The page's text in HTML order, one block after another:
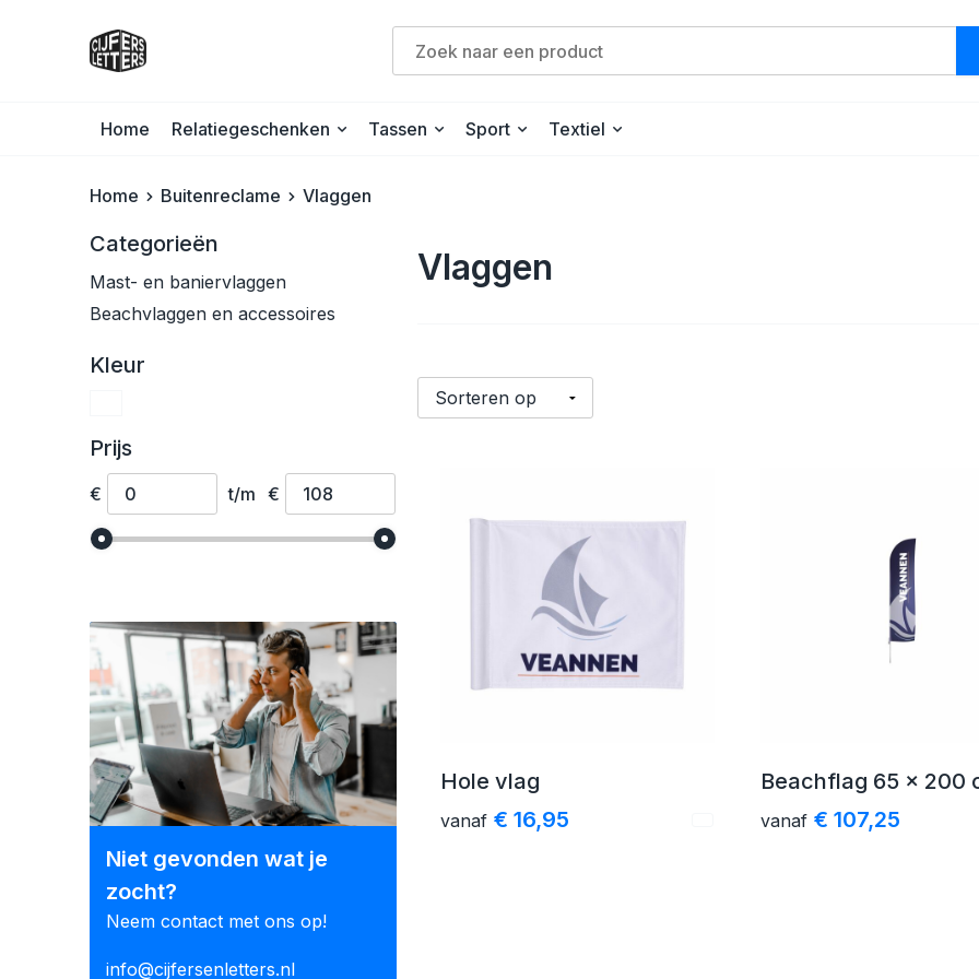
Home Relatiegeschenken Tassen Sport Textiel
Home Buitenreclame Vlaggen
Categorieën
Mast- en baniervlaggen
Beachvlaggen en accessoires
Kleur
Prijs
€ t/m €
Niet gevonden wat je
zocht?
Neem contact met ons op!
info@cijfersenletters.nl
Vlaggen
Hole vlag
vanaf € 16,95
Beachflag 65 x 200
vanaf € 107,25